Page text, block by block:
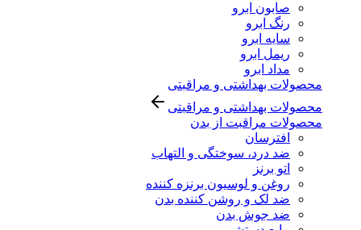
صابون ابرو
رنگ ابرو
سایه ابرو
ریمل ابرو
مداد ابرو
محصولات بهداشتی و مراقبتی
محصولات بهداشتی و مراقبتی
محصولات مراقبت از بدن
افترسان
ضد درد، سوختگی و التهاب
اتو برنز
روغن و لوسیون برنزه کننده
ضد لک و روشن کننده بدن
ضد جوش بدن